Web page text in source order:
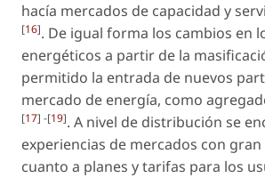
hacía mercados de capacidad y
[16]. De igual forma los cambios en
energéticos a partir de la
permitido la entrada de nuevos
mercado de energía, como
[17] -[19]. A nivel de distribución se
experiencias de mercados con
cuanto a planes y tarifas para los